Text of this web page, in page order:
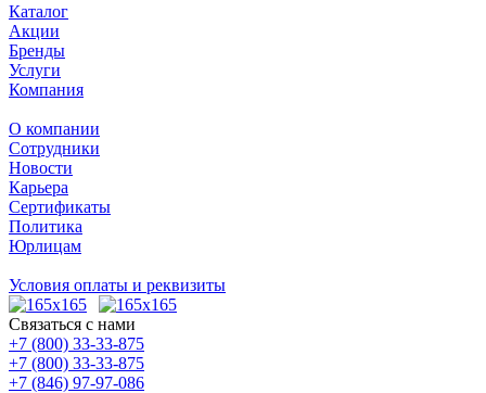
Каталог
Акции
Бренды
Услуги
Компания
О компании
Сотрудники
Новости
Карьера
Сертификаты
Политика
Юрлицам
Условия оплаты и реквизиты
Связаться с нами
+7 (800) 33-33-875
+7 (800) 33-33-875
+7 (846) 97-97-086